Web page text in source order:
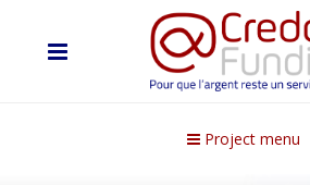
Project menu